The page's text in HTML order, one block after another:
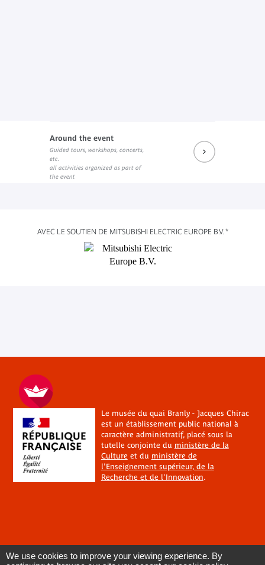
Around the event
Guided tours, workshops, concerts,
etc.
all activities organized as part of
the event
AVEC LE SOUTIEN DE MITSUBISHI ELECTRIC EUROPE B.V. *
Le musée du quai Branly - Jacques Chirac
est un établissement public national à
caractère administratif, placé sous la
tutelle conjointe du ministère de la
Cultureet du ministère de
l'Enseignement supérieur, de la
Recherche et de l'Innovation.
We use cookies to improve your viewing experience. By